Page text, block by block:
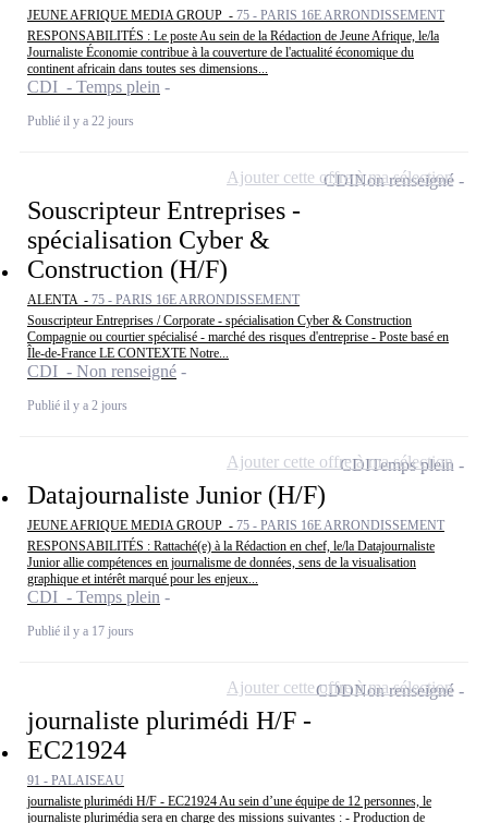
JEUNE AFRIQUE MEDIA GROUP - 75 - PARIS 16E ARRONDISSEMENT
RESPONSABILITÉS : Le poste Au sein de la Rédaction de Jeune Afrique, le/la
Journaliste Économie contribue à la couverture de l'actualité économique du
continent africain dans toutes ses dimensions...
CDI - Temps plein
Publié il y a 22 jours
Souscripteur Entreprises -
spécialisation Cyber &
Construction (H/F)
ALENTA - 75 - PARIS 16E ARRONDISSEMENT
Souscripteur Entreprises / Corporate - spécialisation Cyber & Construction
Compagnie ou courtier spécialisé - marché des risques d'entreprise - Poste basé en
Île-de-France LE CONTEXTE Notre...
CDI - Non renseigné
Publié il y a 2 jours
CDINon renseigné
Ajouter cette offre à ma sélection
Datajournaliste Junior (H/F)
JEUNE AFRIQUE MEDIA GROUP - 75 - PARIS 16E ARRONDISSEMENT
RESPONSABILITÉS : Rattaché(e) à la Rédaction en chef, le/la Datajournaliste
Junior allie compétences en journalisme de données, sens de la visualisation
graphique et intérêt marqué pour les enjeux...
CDI - Temps plein
Publié il y a 17 jours
CDITemps plein
Ajouter cette offre à ma sélection
journaliste plurimédi H/F -
EC21924
91 - PALAISEAU
journaliste plurimédi H/F - EC21924 Au sein d’une équipe de 12 personnes, le
journaliste plurimédia sera en charge des missions suivantes : - Production de
CDDNon renseigné
Ajouter cette offre à ma sélection